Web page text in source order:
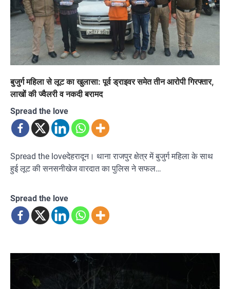
बुजुर्ग महिला से लूट का खुलासा: पूर्व ड्राइवर समेत तीन आरोपी गिरफ्तार,
लाखों की ज्वैलरी व नकदी बरामद
Spread the love
Spread the loveदेहरादून। थाना राजपुर क्षेत्र में बुजुर्ग महिला के साथ
हुई लूट की सनसनीखेज वारदात का पुलिस ने सफल…
Spread the love